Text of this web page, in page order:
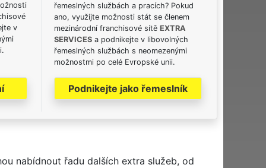
v
řemeslných službách a pracích? Pokud
ano, využijte možnosti stát se členem
mezinárodní franchisové sítě EXTRA
SERVICES a podnikejte v libovolných
řemeslných službách s neomezenými
možnostmi po celé Evropské unii.
Podnikejte jako řemeslník
nabídnout řadu dalších extra služeb, od